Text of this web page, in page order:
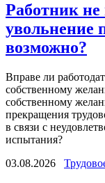
Работник
увольнение
возможно?
Вправе ли
собственному
собственному
прекращения
в связи с
испытания?
03.08.2026